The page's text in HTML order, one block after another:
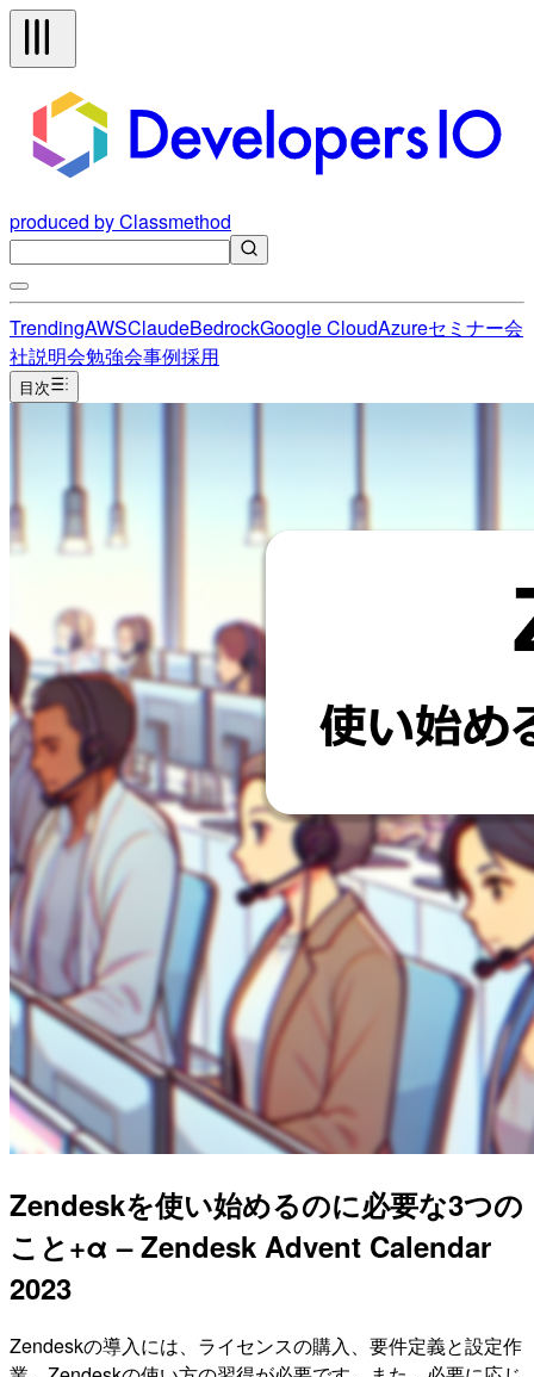
produced by Classmethod
TrendingAWSClaudeBedrockGoogle CloudAzureセミナー会
社説明会勉強会事例採用
目次
Zendeskを使い始めるのに必要な3つの
こと+α – Zendesk Advent Calendar
2023
Zendeskの導入には、ライセンスの購入、要件定義と設定作